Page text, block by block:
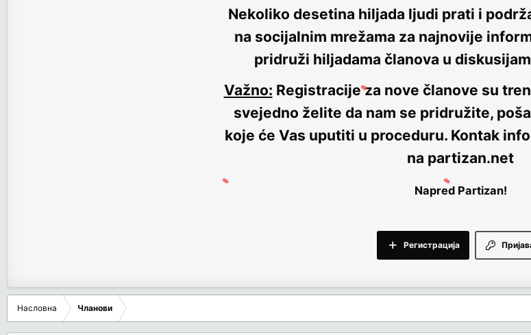
Nekoliko desetina hiljada ljudi prati i
na socijalnim mrežama za najnovije
pridruži hiljadama članova u
Važno: Registracije za nove članove su
svejedno želite da nam se pridružite,
koje će Vas uputiti u proceduru. Kontak
na partizan.net
Napred Partizan!
Регистрација
Насловна Чланови